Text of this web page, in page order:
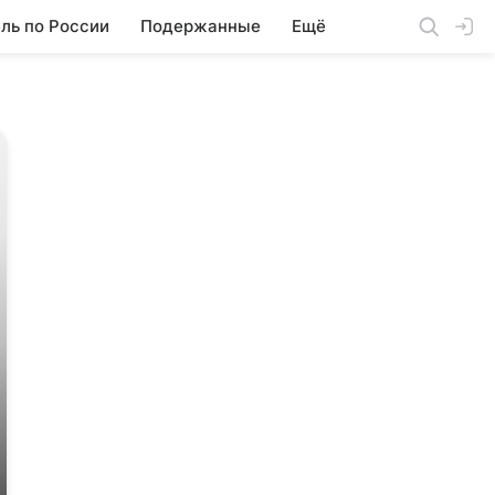
по России Подержанные Ещё